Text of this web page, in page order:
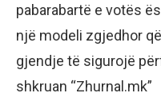
pabarabartë e votës
një modeli zgjedhor
gjendje të sigurojë
shkruan “Zhurnal.mk”